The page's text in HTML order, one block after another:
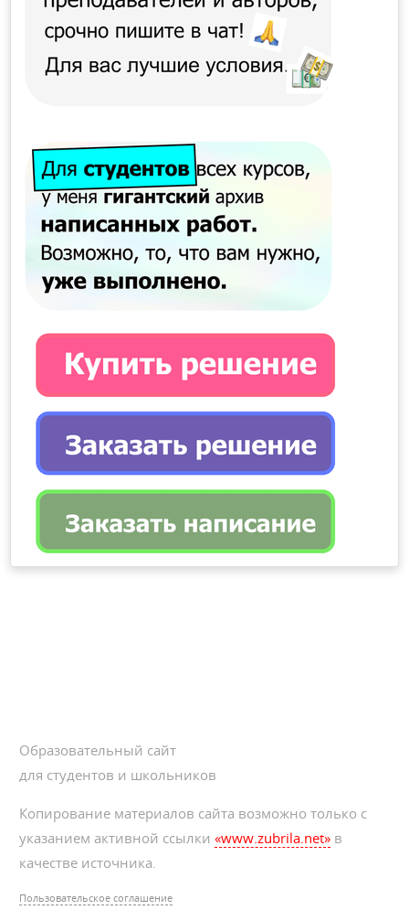
Образовательный сайт
для студентов и школьников
Копирование материалов сайта возможно только с
указанием активной ссылки«www.zubrila.net» в
качестве источника.
Пользовательское соглашение